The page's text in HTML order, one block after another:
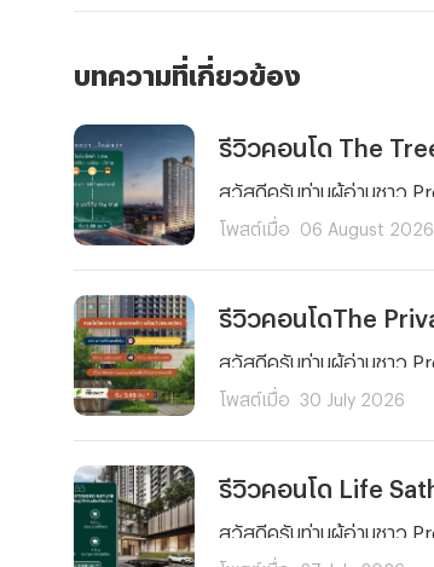
บทความที่เกี่ยวข้อง
โพสต์เมื่อ 06 August 2026
โพสต์เมื่อ 30 July 2026